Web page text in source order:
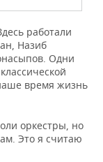
работали
Назиб
Одни
время жизнь
оркестры, но
Это я считаю